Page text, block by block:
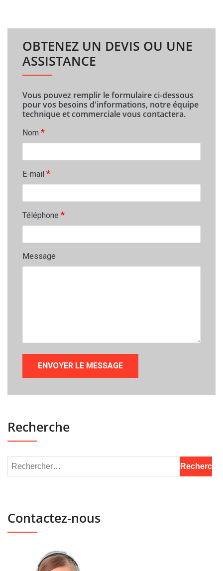
OBTENEZ UN DEVIS OU UNE
ASSISTANCE
Vous pouvez remplir le formulaire ci-dessous
pour vos besoins d'informations, notre équipe
technique et commerciale vous contactera.
Nom *
E-mail *
Téléphone *
Message
Recherche
Contactez-nous